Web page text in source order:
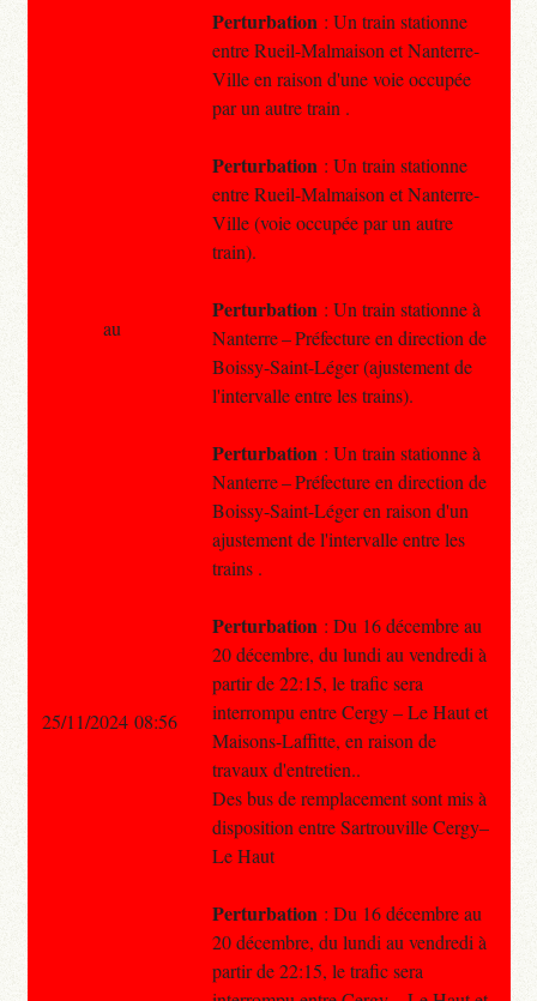
Perturbation : Un train stationne
entre Rueil-Malmaison et Nanterre-
Ville en raison d'une voie occupée
par un autre train .
Perturbation : Un train stationne
entre Rueil-Malmaison et Nanterre-
Ville (voie occupée par un autre
train).
Perturbation : Un train stationne à
Nanterre – Préfecture en direction de
Boissy-Saint-Léger (ajustement de
l'intervalle entre les trains).
Perturbation : Un train stationne à
Nanterre – Préfecture en direction de
Boissy-Saint-Léger en raison d'un
ajustement de l'intervalle entre les
trains .
Perturbation : Du 16 décembre au
20 décembre, du lundi au vendredi à
partir de 22:15, le trafic sera
interrompu entre Cergy – Le Haut et
Maisons-Laffitte, en raison de
travaux d'entretien..
Des bus de remplacement sont mis à
disposition entre Sartrouville Cergy–
Le Haut
Perturbation : Du 16 décembre au
20 décembre, du lundi au vendredi à
partir de 22:15, le trafic sera
au
25/11/2024 08:56